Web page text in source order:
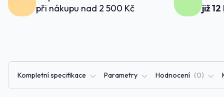
při nákupu nad 2 500 Kč
již
Kompletní specifikace Parametry Hodnocení 0